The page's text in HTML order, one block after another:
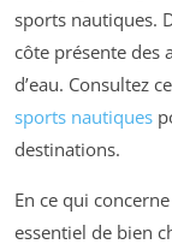
sports nautiques.
côte présente des
d’eau. Consultez
sports nautiques
destinations.
En ce qui
essentiel de bien